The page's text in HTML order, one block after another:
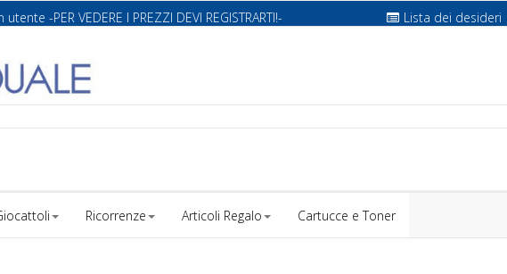
utente -PER VEDERE I PREZZI DEVI REGISTRARTI!- Lista dei desideri
Ricorrenze Articoli Regalo Cartucce e Toner